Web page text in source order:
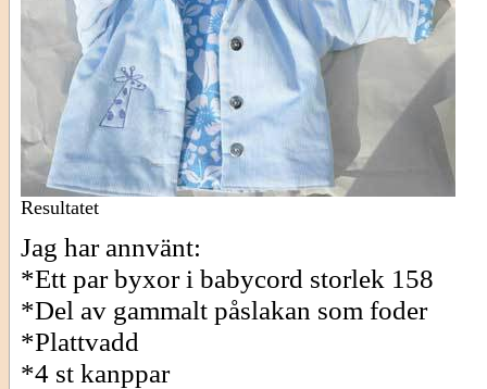
Resultatet
Jag har annvänt:
*Ett par byxor i babycord storlek 158
*Del av gammalt påslakan som foder
*Plattvadd
*4 st kanppar